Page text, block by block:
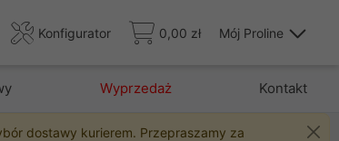
Konfigurator 0,00 zł Mój Proline
Wyprzedaż Kontakt
dostawy kurierem. Przepraszamy za